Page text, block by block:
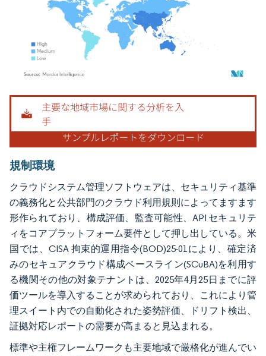
画像 © Mordor Intelligence。再利用にはCC BY 4.0の表示が必要です。
規制環境
クラウドシステム管理ソフトウェアは、セキュリティ基準
の義務化と公共部門のクラウド利用規則によってますます
形作られており、構成評価、監査可能性、API セキュリテ
ィをコアプラットフォーム要件として押し出している。米
国では、CISA 拘束的運用指令(BOD)25-01により、確定済
みのセキュアクラウド構成ベースライン(SCuBA)を利用す
る機関その他の対象テナントは、2025年4月25日までに評
価ツールを導入することが求められており、これにより管
理スイート内での自動化された姿勢評価、ドリフト検出、
証拠対応レポートの需要が高まると見込まれる。
標準や主権フレームワークも主要地域で厳格化が進んでい